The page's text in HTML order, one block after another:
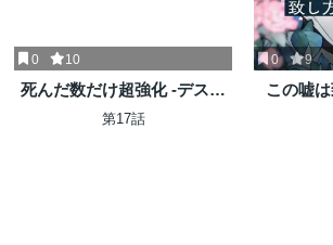
0 10
死んだ数だけ超強化 -デスペ
ナルティ-
第17話
0 9
この嘘